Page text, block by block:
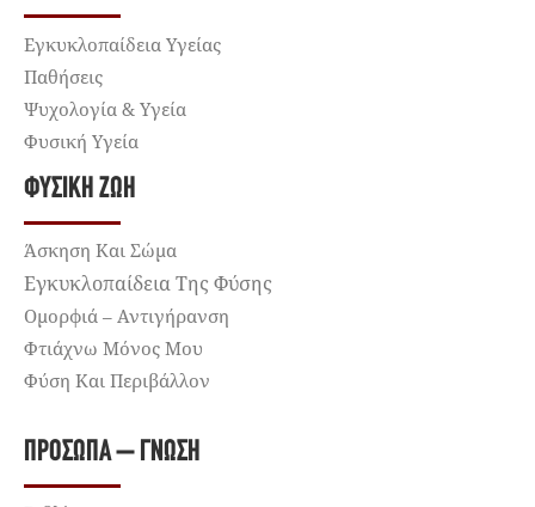
Εγκυκλοπαίδεια Υγείας
Παθήσεις
Ψυχολογία & Υγεία
Φυσική Υγεία
ΦΥΣΙΚΉ ΖΩΉ
Άσκηση Και Σώμα
Εγκυκλοπαίδεια Της Φύσης
Ομορφιά – Αντιγήρανση
Φτιάχνω Μόνος Μου
Φύση Και Περιβάλλον
ΠΡΌΣΩΠΑ – ΓΝΏΣΗ